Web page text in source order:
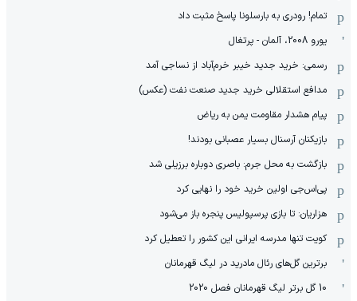
تمام! رودری به بارسلونا پاسخ مثبت داد
یورو 2008، آلمان - پرتغال
رسمی: خرید جدید خیبر خرم‌آباد از نساجی آمد
مدافع استقلالی خرید جدید صنعت نفت (عکس)
پیام هشدار مقاومت یمن به ریاض
بازیکنان آرسنال بسیار عصبانی بودند!
بازگشت به محل جرم: باصری دوباره برزیلی شد
پی‌اس‌جی اولین خرید خود را نهایی کرد
هزاریان: تا بازی پرسپولیس پنجره باز می‌شود
کویت تنها مدرسه ایرانی این کشور را تعطیل کرد
برترین گل‌های رئال مادرید در لیگ قهرمانان
10 گل برتر لیگ قهرمانان فصل 2020